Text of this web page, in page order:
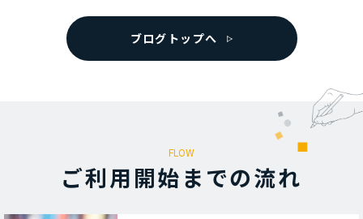
ブログトップへ
FLOW
ご利⽤開始までの流れ